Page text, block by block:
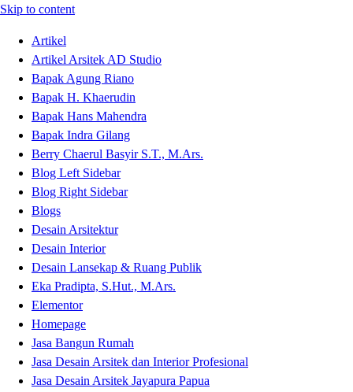
Skip to content
Artikel
Artikel Arsitek AD Studio
Bapak Agung Riano
Bapak H. Khaerudin
Bapak Hans Mahendra
Bapak Indra Gilang
Berry Chaerul Basyir S.T., M.Ars.
Blog Left Sidebar
Blog Right Sidebar
Blogs
Desain Arsitektur
Desain Interior
Desain Lansekap & Ruang Publik
Eka Pradipta, S.Hut., M.Ars.
Elementor
Homepage
Jasa Bangun Rumah
Jasa Desain Arsitek dan Interior Profesional
Jasa Desain Arsitek Jayapura Papua